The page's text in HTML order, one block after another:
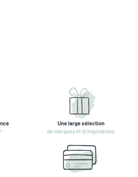
Une large sélection
de marques et d'inspirations